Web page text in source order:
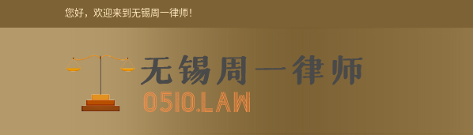
您好，欢迎来到无锡周一律师！